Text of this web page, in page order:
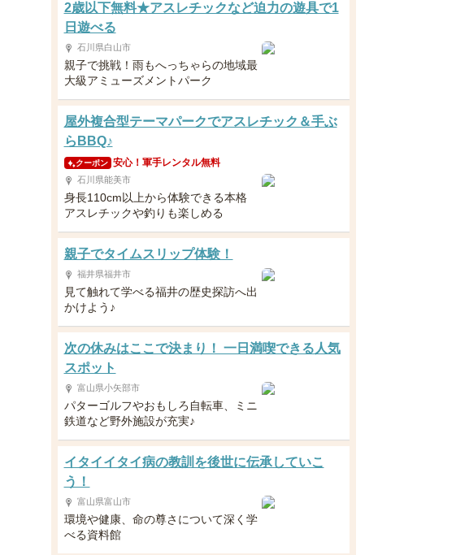
2歳以下無料★アスレチックなど迫力の遊具で1
日遊べる
石川県白山市
親子で挑戦！雨もへっちゃらの地域最
大級アミューズメントパーク
屋外複合型テーマパークでアスレチック＆手ぶ
らBBQ♪
クーポン 安心！軍手レンタル無料
石川県能美市
身長110cm以上から体験できる本格
アスレチックや釣りも楽しめる
親子でタイムスリップ体験！
福井県福井市
見て触れて学べる福井の歴史探訪へ出
かけよう♪
次の休みはここで決まり！ 一日満喫できる人気
スポット
富山県小矢部市
パターゴルフやおもしろ自転車、ミニ
鉄道など野外施設が充実♪
イタイイタイ病の教訓を後世に伝承していこ
う！
富山県富山市
環境や健康、命の尊さについて深く学
べる資料館